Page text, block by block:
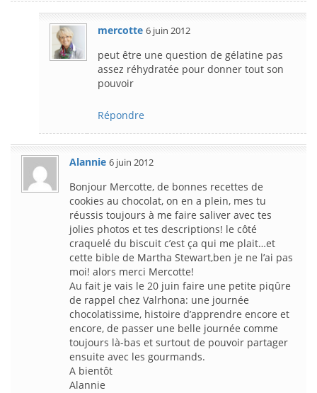
mercotte 6 juin 2012
peut être une question de gélatine pas
assez réhydratée pour donner tout son
pouvoir
Répondre
Alannie 6 juin 2012
Bonjour Mercotte, de bonnes recettes de
cookies au chocolat, on en a plein, mes tu
réussis toujours à me faire saliver avec tes
jolies photos et tes descriptions! le côté
craquelé du biscuit c’est ça qui me plait…et
cette bible de Martha Stewart,ben je ne l’ai pas
moi! alors merci Mercotte!
Au fait je vais le 20 juin faire une petite piqûre
de rappel chez Valrhona: une journée
chocolatissime, histoire d’apprendre encore et
encore, de passer une belle journée comme
toujours là-bas et surtout de pouvoir partager
ensuite avec les gourmands.
A bientôt
Alannie